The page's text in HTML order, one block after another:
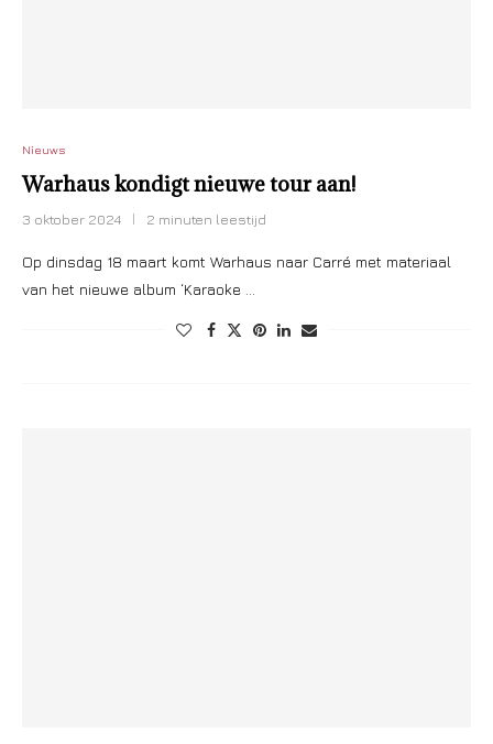
Nieuws
Warhaus kondigt nieuwe tour aan!
3 oktober 2024 2 minuten leestijd
Op dinsdag 18 maart komt Warhaus naar Carré met materiaal
van het nieuwe album ‘Karaoke …